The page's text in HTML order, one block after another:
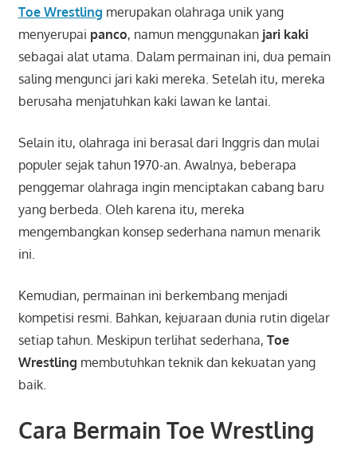
Toe Wrestling merupakan olahraga unik yang
menyerupai panco, namun menggunakan jari kaki
sebagai alat utama. Dalam permainan ini, dua pemain
saling mengunci jari kaki mereka. Setelah itu, mereka
berusaha menjatuhkan kaki lawan ke lantai.
Selain itu, olahraga ini berasal dari Inggris dan mulai
populer sejak tahun 1970-an. Awalnya, beberapa
penggemar olahraga ingin menciptakan cabang baru
yang berbeda. Oleh karena itu, mereka
mengembangkan konsep sederhana namun menarik
ini.
Kemudian, permainan ini berkembang menjadi
kompetisi resmi. Bahkan, kejuaraan dunia rutin digelar
setiap tahun. Meskipun terlihat sederhana, Toe
Wrestling membutuhkan teknik dan kekuatan yang
baik.
Cara Bermain Toe Wrestling